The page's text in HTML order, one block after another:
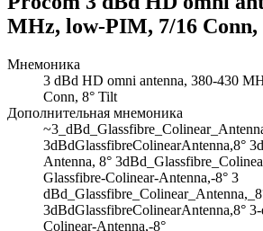
MHz, low-PIM, 7/16
Мнемоника
3 dBd HD omni antenna, 380-430
Conn, 8° Tilt
Дополнительная мнемоника
3dBdGlassfibreColinearAntenna,8°
Antenna, 8°
Glassfibre-Colinear-Antenna,-8° 3
3dBdGlassfibreColinearAntenna,8°
Colinear-Antenna,-8°